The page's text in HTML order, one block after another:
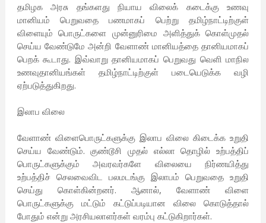
தமிழக அரசு தங்களது நியாய விலைக் கடைக்கு உணவு
மானியம் பெறுவதை பணமாகப் பெற்று தமிழ்நாட்டிற்குள்
விளையும் பொருட்களை முன்னுரிமை அளித்துக் கொள்முதல்
செய்ய வேண்டுமே அன்றி வேளாண் மானியத்தை தானியமாகப்
பெறக் கூடாது. இவ்வாறு தானியமாகப் பெறுவது வெளி மாநில
உணவுதானியங்கள் தமிழ்நாட்டிற்குள் படையெடுக்க வழி
ஏற்படுத்துகிறது.
இலாப விலை
வேளாண் விளைபொருட்களுக்கு இலாப விலை கிடைக்க உறுதி
செய்ய வேண்டும். குண்டூசி முதல் எல்லா தொழில் உற்பத்திப்
பொருட்களுக்கும் அவரவர்களே விலையை நிர்ணயித்து
உற்பத்திச் செலவைவிட பலமடங்கு இலாபம் பெறுவதை உறுதி
செய்து கொள்கின்றனர். ஆனால், வேளாண் விளை
பொருட்களுக்கு மட்டும் கட்டுப்படியான விலை கொடுத்தால்
போதும் என்று அரசியலாளர்கள் வரம்பு கட்டுகிறார்கள்.